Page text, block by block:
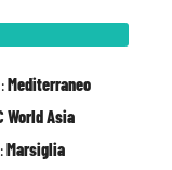
Mediterraneo
World Asia
Marsiglia